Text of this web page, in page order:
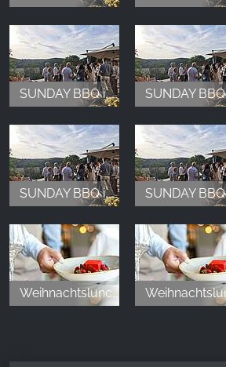
SUNDAY BBQ im Hotel & Spa Suiten FreiWerk
SUNDAY BBQ im Hotel & Spa Suiten FreiWerk
Weihnachtslunch im Hotel & Spa Suiten FreiWerk